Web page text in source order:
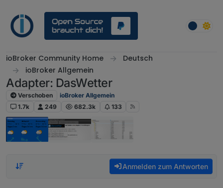
ioBroker Community Home
Deutsch
ioBroker Allgemein
Adapter: DasWetter
Verschoben
ioBroker Allgemein
1.7k
249 682.3k 133
Anmelden zum Antworten